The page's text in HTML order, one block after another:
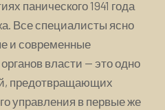
панического 1941 года
Все специалисты ясно
и современные
власти — это одно
предотвращающих
управления в первые же